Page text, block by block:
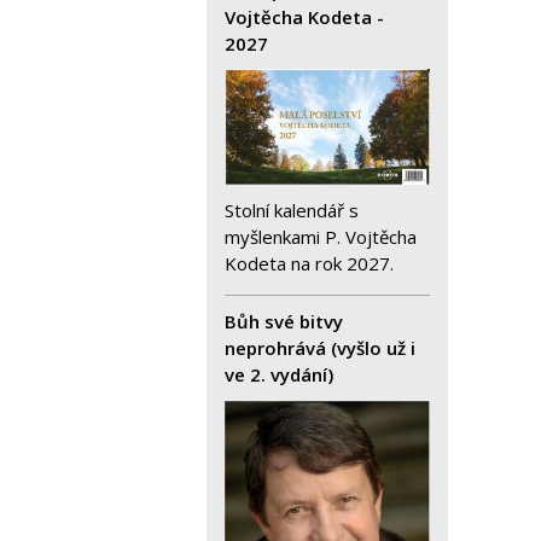
Vojtěcha Kodeta -
2027
Stolní kalendář s
myšlenkami P. Vojtěcha
Kodeta na rok 2027.
Bůh své bitvy
neprohrává (vyšlo už i
ve 2. vydání)